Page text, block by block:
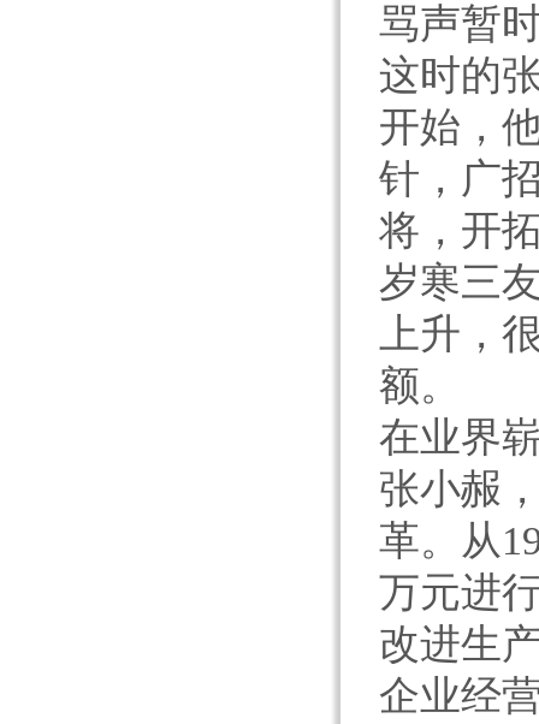
骂声暂
这时的
开始，
针，广
将，开
岁寒三
上升，
额。
在业界
张小赧
革。从
万元进
改进生
企业经